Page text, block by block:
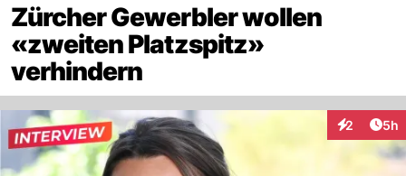
Zürcher Gewerbler wollen
«zweiten Platzspitz»
verhindern
2 5h